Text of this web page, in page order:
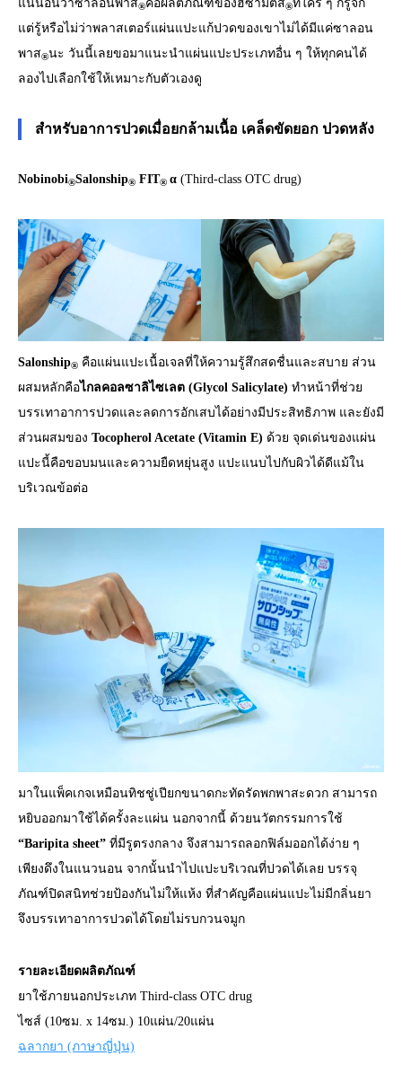
แน่นอนว่าซาลอนพาส®คือผลิตภัณฑ์ของฮิซามิตสึ®ที่ใคร ๆ ก็รู้จัก
แต่รู้หรือไม่ว่าพลาสเตอร์แผ่นแปะแก้ปวดของเขาไม่ได้มีแค่ซาลอน
พาส®นะ วันนี้เลยขอมาแนะนำแผ่นแปะประเภทอื่น ๆ ให้ทุกคนได้
ลองไปเลือกใช้ให้เหมาะกับตัวเองดู
สำหรับอาการปวดเมื่อยกล้ามเนื้อ เคล็ดขัดยอก ปวดหลัง
Nobinobi®Salonship® FIT® α (Third-class OTC drug)
Salonship® คือแผ่นแปะเนื้อเจลที่ให้ความรู้สึกสดชื่นและสบาย ส่วน
ผสมหลักคือไกลคอลซาลิไซเลต (Glycol Salicylate) ทำหน้าที่ช่วย
บรรเทาอาการปวดและลดการอักเสบได้อย่างมีประสิทธิภาพ และยังมี
ส่วนผสมของ Tocopherol Acetate (Vitamin E) ด้วย จุดเด่นของแผ่น
แปะนี้คือขอบมนและความยืดหยุ่นสูง แปะแนบไปกับผิวได้ดีแม้ใน
บริเวณข้อต่อ
มาในแพ็คเกจเหมือนทิชชู่เปียกขนาดกะทัดรัดพกพาสะดวก สามารถ
หยิบออกมาใช้ได้ครั้งละแผ่น นอกจากนี้ ด้วยนวัตกรรมการใช้
“Baripita sheet” ที่มีรูตรงกลาง จึงสามารถลอกฟิล์มออกได้ง่าย ๆ
เพียงดึงในแนวนอน จากนั้นนำไปแปะบริเวณที่ปวดได้เลย บรรจุ
ภัณฑ์ปิดสนิทช่วยป้องกันไม่ให้แห้ง ที่สำคัญคือแผ่นแปะไม่มีกลิ่นยา
จึงบรรเทาอาการปวดได้โดยไม่รบกวนจมูก
รายละเอียดผลิตภัณฑ์
ยาใช้ภายนอกประเภท Third-class OTC drug
ไซส์ (10ซม. x 14ซม.) 10แผ่น/20แผ่น
ฉลากยา (ภาษาญี่ปุ่น)